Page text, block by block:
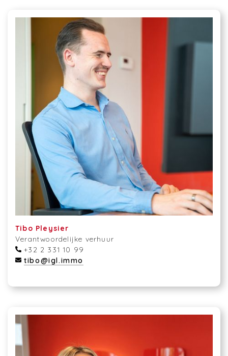
Tibo Pleysier
Verantwoordelijke verhuur
+32 2 331 10 99
tibo@igl.immo